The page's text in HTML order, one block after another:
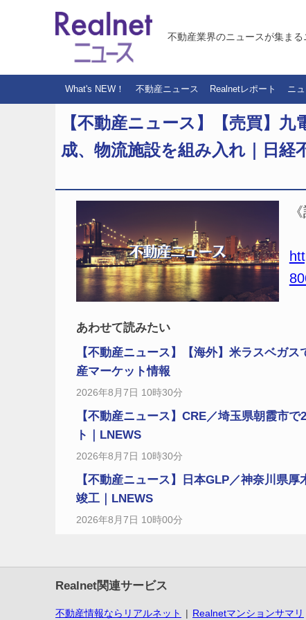
不動産業界のニュースが集まる
What's NEW！ 不動産ニュース Realnetレポート ニ
【不動産ニュース】【売買】
成、物流施設を組み入れ｜日経
あわせて読みたい
【不動産ニュース】【海外】米ラスベガ
産マーケット情報
2026年8月7日 10時30分
【不動産ニュース】CRE／埼玉県朝霞市
ト｜LNEWS
2026年8月7日 10時30分
【不動産ニュース】日本GLP／神奈川県
竣工｜LNEWS
2026年8月7日 10時00分
Realnet関連サービス
不動産情報ならリアルネット Realnetマンションサマリ